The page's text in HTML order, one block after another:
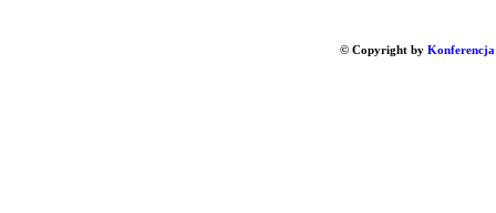
© Copyright by Konferencja